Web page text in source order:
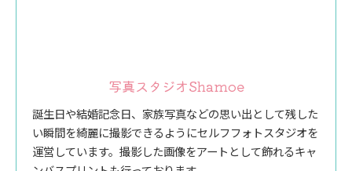
写真スタジオShamoe
誕生日や結婚記念日、家族写真などの思い出として残した
い瞬間を綺麗に撮影できるようにセルフフォトスタジオを
運営しています。撮影した画像をアートとして飾れるキャ